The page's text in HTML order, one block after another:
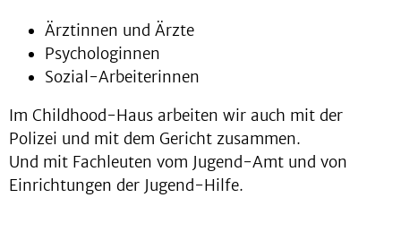
Ärztinnen und Ärzte
Psychologinnen
Sozial-Arbeiterinnen
Im Childhood-Haus arbeiten wir auch mit der
Polizei und mit dem Gericht zusammen.
Und mit Fachleuten vom Jugend-Amt und von
Einrichtungen der Jugend-Hilfe.